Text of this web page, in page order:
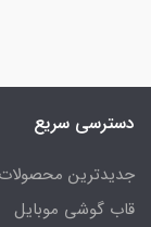
دسترسی سریع
جدیدترین محصولات
قاب گوشی موبایل